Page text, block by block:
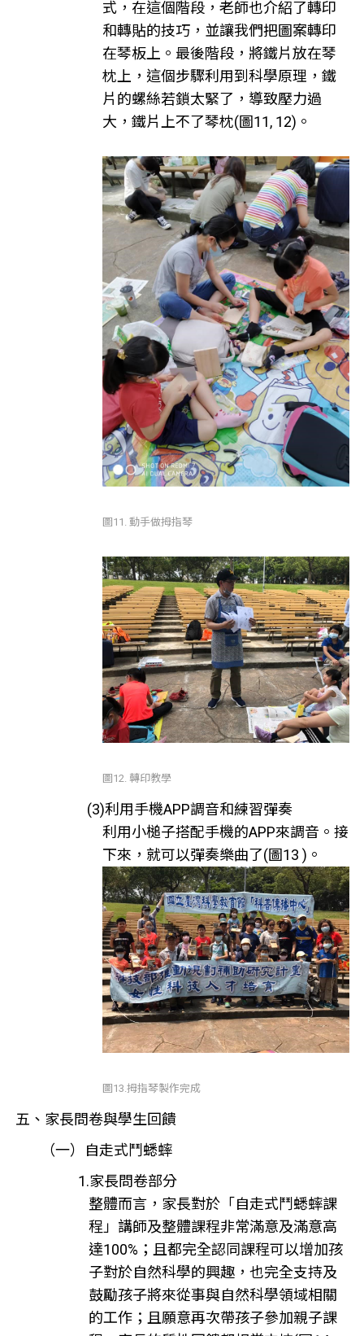
式，在這個階段，老師也介紹了轉印
和轉貼的技巧，並讓我們把圖案轉印
在琴板上。最後階段，將鐵片放在琴
枕上，這個步驟利用到科學原理，鐵
片的螺絲若鎖太緊了，導致壓力過
大，鐵片上不了琴枕(圖11, 12)。
圖11. 動手做拇指琴
圖12. 轉印教學
(3)利用手機APP調音和練習彈奏
利用小槌子搭配手機的APP來調音。接
下來，就可以彈奏樂曲了(圖13 )。
圖13.拇指琴製作完成
五、家長問卷與學生回饋
（一）自走式鬥蟋蟀
1.家長問卷部分
整體而言，家長對於「自走式鬥蟋蟀課
程」講師及整體課程非常滿意及滿意高
達100%；且都完全認同課程可以增加孩
子對於自然科學的興趣，也完全支持及
鼓勵孩子將來從事與自然科學領域相關
的工作；且願意再次帶孩子參加親子課